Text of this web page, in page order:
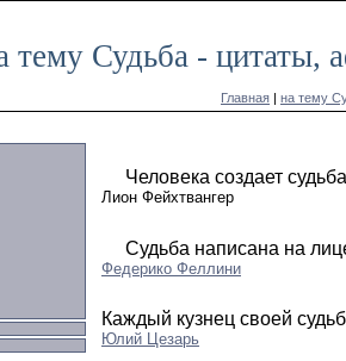
тему Судьба - цитаты,
Главная | на тему
Человека создает
Лион Фейхтвангер
Судьба написана на
Федерико Феллини
Каждый кузнец своей
Юлий Цезарь